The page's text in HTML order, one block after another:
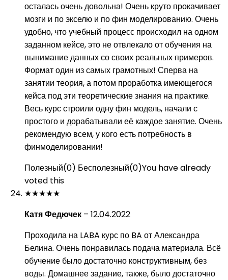
осталась очень довольна! Очень круто прокачивает
мозги и по экселю и по фин моделированию. Очень
удобно, что учебный процесс происходил на одном
заданном кейсе, это не отвлекало от обучения на
вынимание данных со своих реальных примеров.
Формат один из самых грамотных! Сперва на
занятии теория, а потом проработка имеющегося
кейса под эти теоретические знания на практике.
Весь курс строили одну фин модель, начали с
простого и дорабатывали её каждое занятие. Очень
рекомендую всем, у кого есть потребность в
финмоделировании!
Полезный(0) Бесполезный(0)You have already
voted this
★★★★★
Катя Федючек – 12.04.2022
Проходила на LABA курс по BA от Александра
Белина. Очень понравилась подача материала. Всё
обучение было достаточно конструктивным, без
воды. Домашнее задание, также, было достаточно